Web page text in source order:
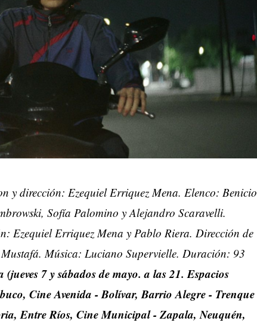
y dirección: Ezequiel Erriquez Mena. Elenco: Benicio
Sofía Palomino y Alejandro Scaravelli.
Ezequiel Erriquez Mena y Pablo Riera. Dirección de
Música: Luciano Supervielle. Duración: 93
7 y sábados de mayo. a las 21. Espacios
Cine Avenida - Bolívar, Barrio Alegre - Trenque
Entre Ríos, Cine Municipal - Zapala, Neuquén,